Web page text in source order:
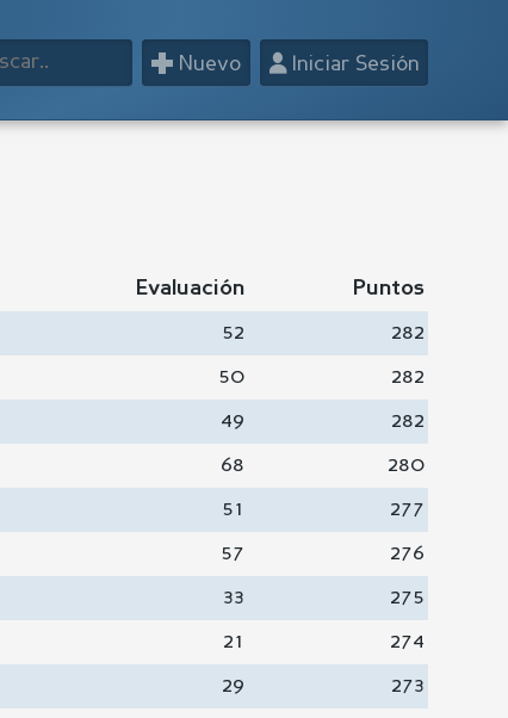
👤Iniciar Sesión
+ Nuevo
Evaluación Puntos
52 282
50 282
49 282
68 280
51 277
57 276
33 275
21 274
29 273